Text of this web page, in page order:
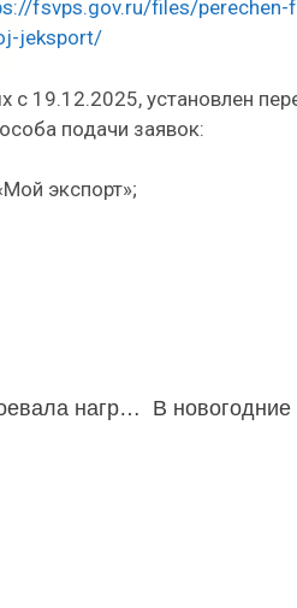
fsvps.gov.ru/files/
jeksport/
19.12.2025, установлен
подачи заявок:
экспорт»;
Юная музыкантша из Бурятии завоевала награду на международном конкурсе